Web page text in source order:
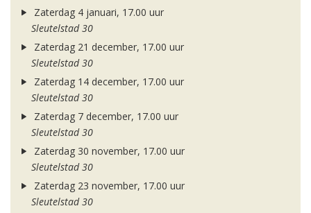
Zaterdag 4 januari, 17.00 uur
Sleutelstad 30
Zaterdag 21 december, 17.00 uur
Sleutelstad 30
Zaterdag 14 december, 17.00 uur
Sleutelstad 30
Zaterdag 7 december, 17.00 uur
Sleutelstad 30
Zaterdag 30 november, 17.00 uur
Sleutelstad 30
Zaterdag 23 november, 17.00 uur
Sleutelstad 30